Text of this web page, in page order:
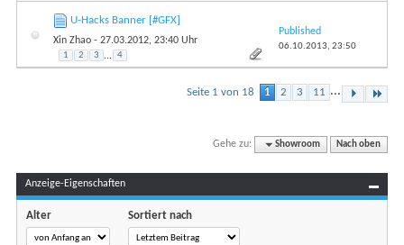
U-Hacks Banner [#GFX]
Xin Zhao - 27.03.2012, 23:40 Uhr
1 2 3 ... 4
Published
06.10.2013, 23:50
Seite 1 von 18 1 2 3 11 ...
Gehe zu: Showroom Nach oben
Anzeige-Eigenschaften
Alter Sortiert nach